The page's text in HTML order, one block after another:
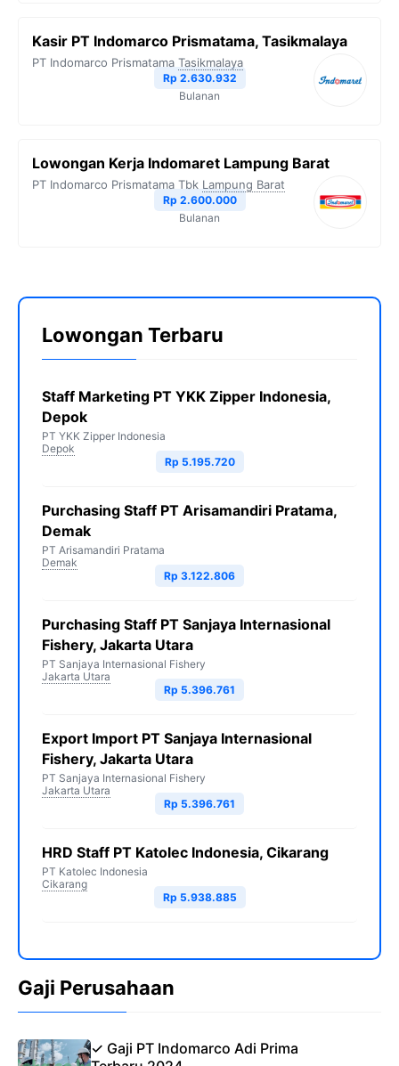
Kasir PT Indomarco Prismatama, Tasikmalaya
PT Indomarco Prismatama Tasikmalaya
Rp 2.630.932
Bulanan
Lowongan Kerja Indomaret Lampung Barat
PT Indomarco Prismatama Tbk Lampung Barat
Rp 2.600.000
Bulanan
Lowongan Terbaru
Staff Marketing PT YKK Zipper Indonesia,
Depok
PT YKK Zipper Indonesia
Depok
Rp 5.195.720
Purchasing Staff PT Arisamandiri Pratama,
Demak
PT Arisamandiri Pratama
Demak
Rp 3.122.806
Purchasing Staff PT Sanjaya Internasional
Fishery, Jakarta Utara
PT Sanjaya Internasional Fishery
Jakarta Utara
Rp 5.396.761
Export Import PT Sanjaya Internasional
Fishery, Jakarta Utara
PT Sanjaya Internasional Fishery
Jakarta Utara
Rp 5.396.761
HRD Staff PT Katolec Indonesia, Cikarang
PT Katolec Indonesia
Cikarang
Rp 5.938.885
Gaji Perusahaan
✓ Gaji PT Indomarco Adi Prima